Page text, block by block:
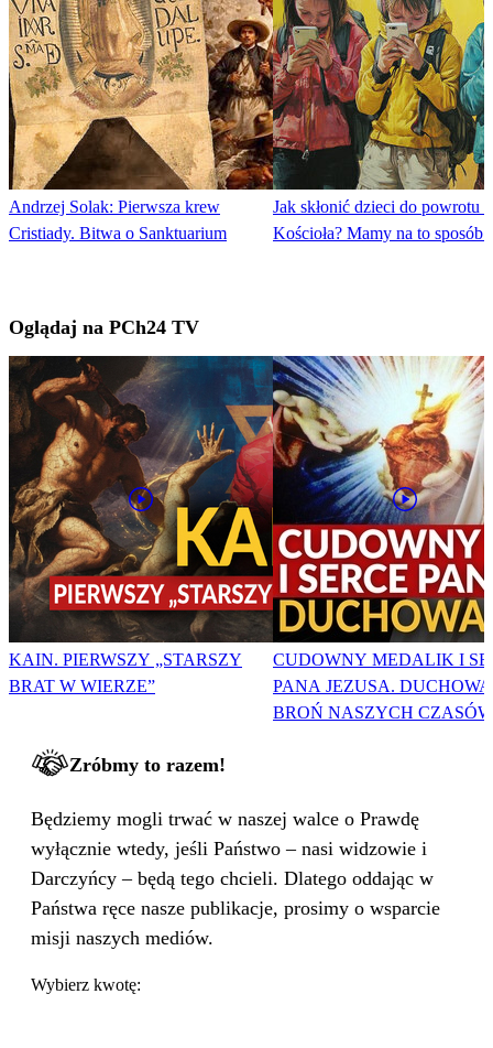
Andrzej Solak: Pierwsza krew
Cristiady. Bitwa o Sanktuarium
Jak skłonić dzieci do powrotu
Kościoła? Mamy na to sposób!
Oglądaj na PCh24 TV
KAIN. PIERWSZY „STARSZY
BRAT W WIERZE”
CUDOWNY MEDALIK I
PANA JEZUSA. DUCHOWA
BROŃ NASZYCH
Zróbmy to razem!
Będziemy mogli trwać w naszej walce o Prawdę
wyłącznie wtedy, jeśli Państwo – nasi widzowie i
Darczyńcy – będą tego chcieli. Dlatego oddając w
Państwa ręce nasze publikacje, prosimy o wsparcie
misji naszych mediów.
Wybierz kwotę: